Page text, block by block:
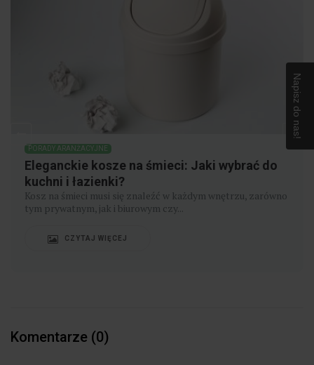
PORADY ARANŻACYJNE
Eleganckie kosze na śmieci: Jaki wybrać do
kuchni i łazienki?
Kosz na śmieci musi się znaleźć w każdym wnętrzu, zarówno
tym prywatnym, jak i biurowym czy...
CZYTAJ WIĘCEJ
Komentarze (0)
Napisz do nas!